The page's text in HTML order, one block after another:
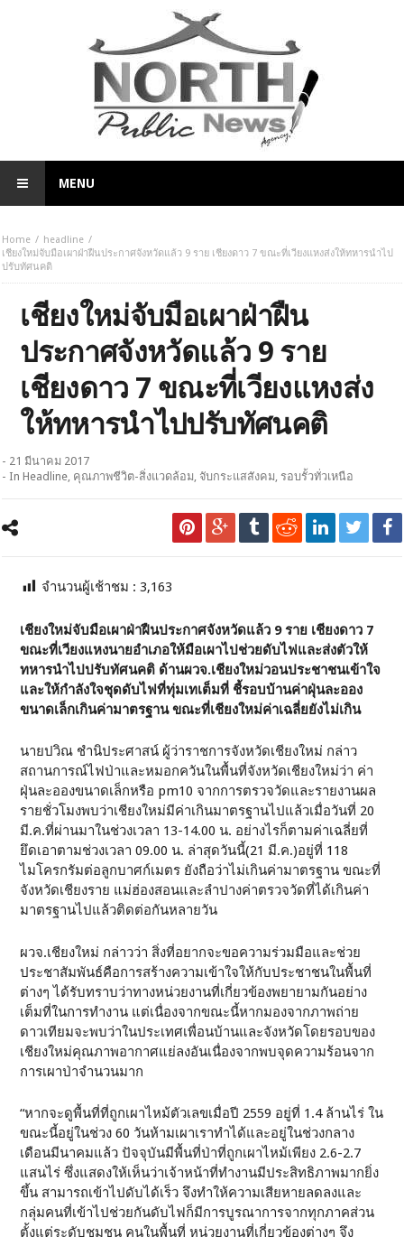
MENU
Home
headline
เชียงใหม่จับมือเผาฝ่าฝืนประกาศจังหวัดแล้ว 9 ราย เชียงดาว 7 ขณะที่เวียงแหงส่งให้ทหารนำไป
ปรับทัศนคติ
เชียงใหม่จับมือเผาฝ่าฝืน
ประกาศจังหวัดแล้ว 9 ราย
เชียงดาว 7 ขณะที่เวียงแหงส่ง
ให้ทหารนำไปปรับทัศนคติ
- 21 มีนาคม 2017
- InHeadline, คุณภาพชีวิต-สิ่งแวดล้อม, จับกระแสสังคม, รอบรั้วทั่วเหนือ
จำนวนผู้เช้าชม :3,163
เชียงใหม่จับมือเผาฝ่าฝืนประกาศจังหวัดแล้ว 9 ราย เชียงดาว 7
ขณะที่เวียงแหงนายอำเภอให้มือเผาไปช่วยดับไฟและส่งตัวให้
ทหารนำไปปรับทัศนคติ ด้านผวจ.เชียงใหม่วอนประชาชนเข้าใจ
และให้กำลังใจชุดดับไฟที่ทุ่มเทเต็มที่ ชี้รอบบ้านค่าฝุ่นละออง
ขนาดเล็กเกินค่ามาตรฐาน ขณะที่เชียงใหม่ค่าเฉลี่ยยังไม่เกิน
นายปวิณ ชำนิประศาสน์ ผู้ว่าราชการจังหวัดเชียงใหม่ กล่าว
สถานการณ์ไฟป่าและหมอกควันในพื้นที่จังหวัดเชียงใหม่ว่า ค่า
ฝุ่นละอองขนาดเล็กหรือ pm10 จากการตรวจวัดและรายงานผล
รายชั่วโมงพบว่าเชียงใหม่มีค่าเกินมาตรฐานไปแล้วเมื่อวันที่ 20
มี.ค.ที่ผ่านมาในช่วงเวลา 13-14.00 น. อย่างไรก็ตามค่าเฉลี่ยที่
ยึดเอาตามช่วงเวลา 09.00 น. ล่าสุดวันนี้(21 มี.ค.)อยู่ที่ 118
ไมโครกรัมต่อลูกบาศก์เมตร ยังถือว่าไม่เกินค่ามาตรฐาน ขณะที่
จังหวัดเชียงราย แม่ฮ่องสอนและลำปางค่าตรวจวัดที่ได้เกินค่า
มาตรฐานไปแล้วติดต่อกันหลายวัน
ผวจ.เชียงใหม่ กล่าวว่า สิ่งที่อยากจะขอความร่วมมือและช่วย
ประชาสัมพันธ์คือการสร้างความเข้าใจให้กับประชาชนในพื้นที่
ต่างๆ ได้รับทราบว่าทางหน่วยงานที่เกี่ยวข้องพยายามกันอย่าง
เต็มที่ในการทำงาน แต่เนื่องจากขณะนี้หากมองจากภาพถ่าย
ดาวเทียมจะพบว่าในประเทศเพื่อนบ้านและจังหวัดโดยรอบของ
เชียงใหม่คุณภาพอากาศแย่ลงอันเนื่องจากพบจุดความร้อนจาก
การเผาป่าจำนวนมาก
“หากจะดูพื้นที่ที่ถูกเผาไหม้ตัวเลขเมื่อปี 2559 อยู่ที่ 1.4 ล้านไร่ ใน
ขณะนี้อยู่ในช่วง 60 วันห้ามเผาเราทำได้และอยู่ในช่วงกลาง
เดือนมีนาคมแล้ว ปัจจุบันมีพื้นที่ป่าที่ถูกเผาไหม้เพียง 2.6-2.7
แสนไร่ ซึ่งแสดงให้เห็นว่าเจ้าหน้าที่ทำงานมีประสิทธิภาพมากยิ่ง
ขึ้น สามารถเข้าไปดับได้เร็ว จึงทำให้ความเสียหายลดลงและ
กลุ่มคนที่เข้าไปช่วยกันดับไฟก็มีการบูรณาการจากทุกภาคส่วน
ตั้งแต่ระดับชุมชน คนในพื้นที่ หน่วยงานที่เกี่ยวข้องต่างๆ จึง